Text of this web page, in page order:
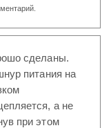
сделаны.
питания на
а не
при этом